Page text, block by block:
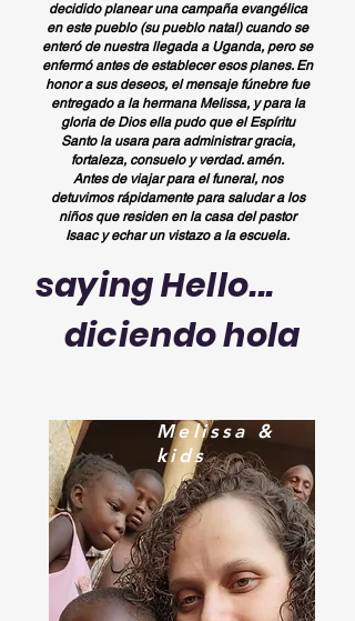
decidido planear una campaña evangélica
en este pueblo (su pueblo natal) cuando se
enteró de nuestra llegada a Uganda, pero se
enfermó antes de establecer esos planes. En
honor a sus deseos, el mensaje fúnebre fue
entregado a la hermana Melissa, y para la
gloria de Dios ella pudo que el Espíritu
Santo la usara para administrar gracia,
fortaleza, consuelo y verdad. amén.
Antes de viajar para el funeral, nos
detuvimos rápidamente para saludar a los
niños que residen en la casa del pastor
Isaac y echar un vistazo a la escuela.
saying Hello...
diciendo hola
Melissa &
kids